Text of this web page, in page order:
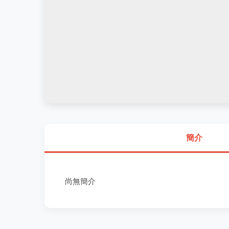
簡介
尚無簡介